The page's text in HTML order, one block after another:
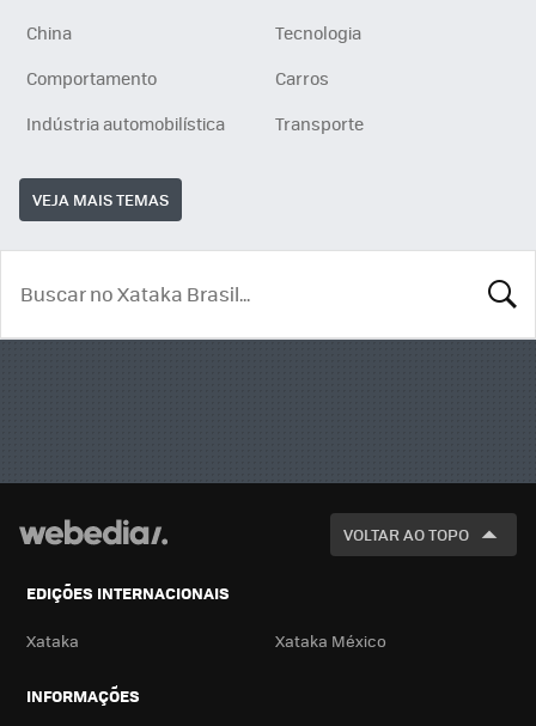
China
Tecnologia
Comportamento
Carros
Indústria automobilística
Transporte
VEJA MAIS TEMAS
VOLTAR AO TOPO
EDIÇÕES INTERNACIONAIS
Xataka Xataka México
INFORMAÇÕES